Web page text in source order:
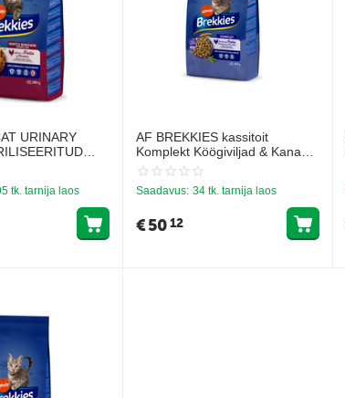
URINARY
JA RIIS)
tk. tarnija laos
AF BREKKIES kassitoit
Komplekt Köögiviljad & Kana
15,0kg
Saadavus: 34 tk. tarnija laos
€5012